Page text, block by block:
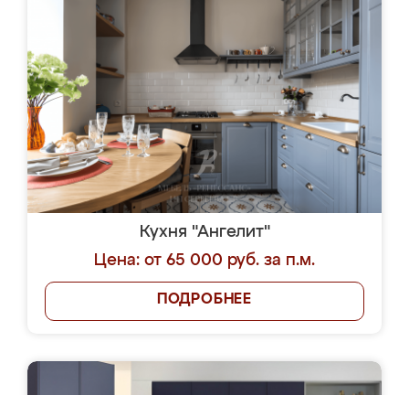
Кухня "Ангелит"
Цена: от 65 000 руб. за п.м.
ПОДРОБНЕЕ